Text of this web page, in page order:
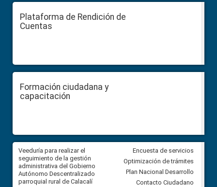
Plataforma de Rendición de
Cuentas
Formación ciudadana y
capacitación
Veeduría para realizar el
seguimiento de la gestión
administrativa del Gobierno
Autónomo Descentralizado
parroquial rural de Calacalí
Veeduría para vigilar los
derivados de la Audiencia
comunidad Urbina, parroquia
Carolina
Encuesta de servicios
Optimización de trámites
Plan Nacional Desarrollo
Contacto Ciudadano